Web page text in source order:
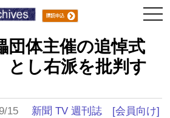
団体主催の追悼式
とし右派を批判す
15 新聞 TV 週刊誌 [会員向け]